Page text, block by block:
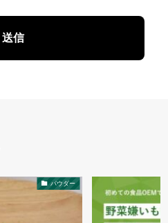
パウダー